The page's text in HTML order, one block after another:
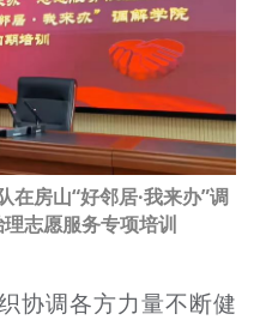
在房山“好邻居·我来办”调
志愿服务专项培训
协调各方力量不断健